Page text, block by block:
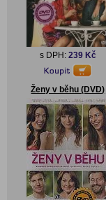
s DPH: 239 Kč
Ženy v běhu (DVD)